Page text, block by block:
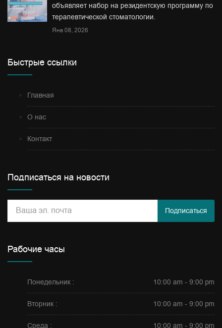
объявляет набор на резидентскую программу по
терапевтической стоматологии.
Янв 08, 2026
Быстрые ссылки
Главная
О нас
Контакт
Подписаться на новости
Подписаться
Рабочие часы
Понедельник : 10:00 am - 9:00 pm
Вторник : 10:00 am - 9:00 pm
Среда : 10:00 am - 9:00 pm